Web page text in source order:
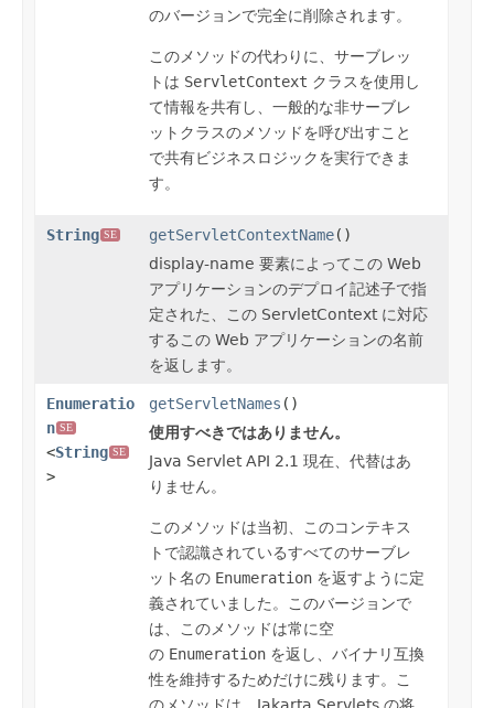
のバージョンで完全に削除されます。
このメソッドの代わりに、サーブレッ
トは ServletContext クラスを使用し
て情報を共有し、一般的な非サーブレ
ットクラスのメソッドを呼び出すこと
で共有ビジネスロジックを実行できま
す。
String SE getServletContextName()
display-name 要素によってこの Web
アプリケーションのデプロイ記述子で指
定された、この ServletContext に対応
するこの Web アプリケーションの名前
を返します。
Enumeratio
n SE
<String SE
>
getServletNames ()
使用すべきではありません。
Java Servlet API 2.1 現在、代替はあ
りません。
このメソッドは当初、このコンテキス
トで認識されているすべてのサーブレ
ット名の Enumeration を返すように定
義されていました。このバージョンで
は、このメソッドは常に空
の Enumeration を返し、バイナリ互換
性を維持するためだけに残ります。こ
のメソッドは、Jakarta Servlets の将